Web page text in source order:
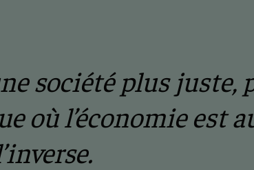
société plus juste,
où l’économie est